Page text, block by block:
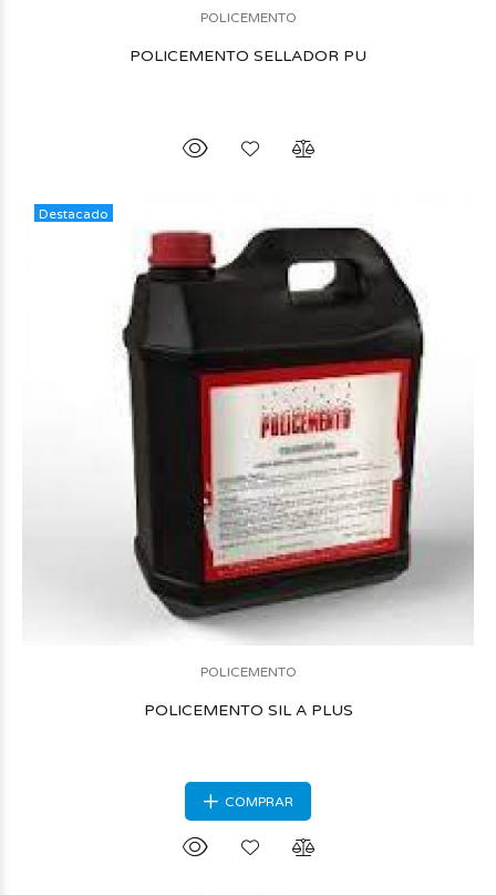
POLICEMENTO
POLICEMENTO SELLADOR PU
Destacado
POLICEMENTO
POLICEMENTO SIL A PLUS
COMPRAR